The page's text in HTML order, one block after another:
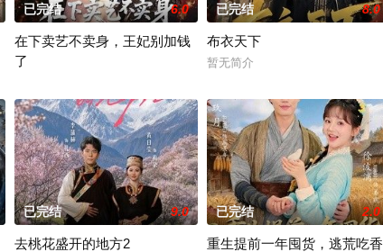
已完结 6.0
在下卖艺不卖身，王妃别加钱
了
已完结 8.0
布衣天下
暂无简介
已完结 9.0
去桃花盛开的地方2
已完结 2.0
重生提前一年囤货，逃荒吃香